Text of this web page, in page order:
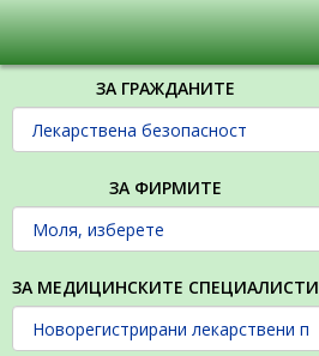
ЗА ГРАЖДАНИТЕ
ЗА ФИРМИТЕ
ЗА МЕДИЦИНСКИТЕ СПЕЦИАЛИСТИ